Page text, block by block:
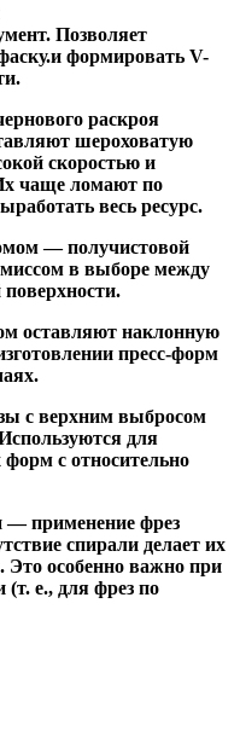
Позволяет
формировать V-
раскроя
шероховатую
скоростью и
чаще ломают по
весь ресурс.
— получистовой
в выборе между
оставляют наклонную
пресс-форм
с верхним выбросом
для
с относительно
— применение фрез
спирали делает их
особенно важно при
(т. е., для фрез по